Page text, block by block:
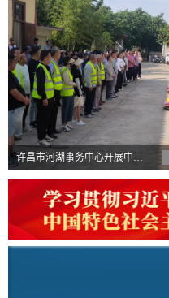
许昌市河湖事务中心开展中心城区河湖水系水上应急救援专项培训